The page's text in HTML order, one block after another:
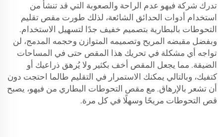
تدرك شركة فيهو عدم الراحة والصعوبة التي قد تنشأ من
استخدام أدوات الحدائق الشائعة، لذلك طورت مقص تقليم
التحوطات بالبطارية بتصميم خفيف جدًا لتسهيل الاستخدام.
وبفضل مقبضه المريح وتصميمه المتوازن وحجمه المدمج، لن
تواجه أي مشكلة في تحريك هذا المقص حتى في المساحات
الضيقة. مما يجعل المقص أخف بكثير ولا يُرهق ذراعيك أو
كتفيك، وبالتالي يمكنك الاستمرار في التقليم طالما احتجت دون
أن تشعر بالإرهاق. مع مقص التحوطات البطاري من فيهو، يصبح
قص التحوطات مريحًا وسهلًا في كل مرة.